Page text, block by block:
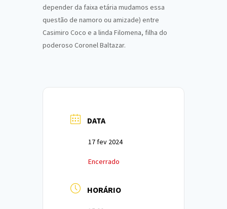
depender da faixa etária mudamos essa
questão de namoro ou amizade) entre
Casimiro Coco e a linda Filomena, filha do
poderoso Coronel Baltazar.
DATA
17 fev 2024
Encerrado
HORÁRIO